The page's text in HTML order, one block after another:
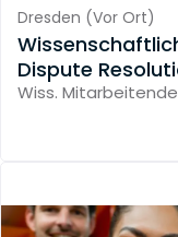
Dresden (Vor Ort)
Dispute
Wiss. Mitarbeitende